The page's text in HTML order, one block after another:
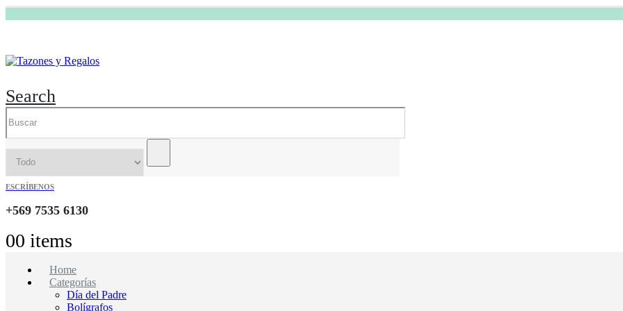
Search
ESCRÍBENOS
+569 7535 6130
00 items
Home
Categorías
Día del Padre
Bolígrafos